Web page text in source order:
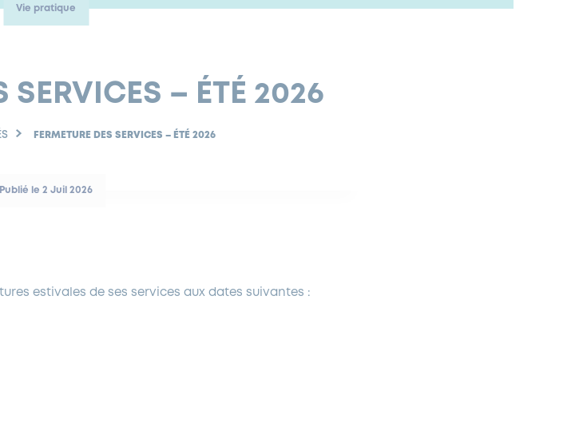
Vie pratique
SERVICES – ÉTÉ 2026
FERMETURE DES SERVICES – ÉTÉ 2026
Publié le 2 Juil 2026
estivales de ses services aux dates suivantes :